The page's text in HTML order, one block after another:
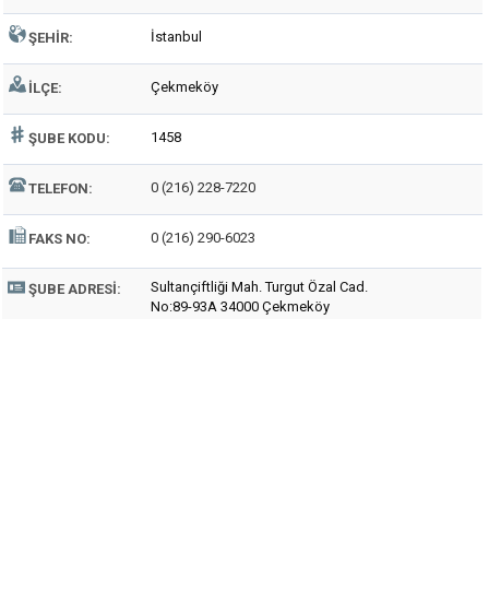
ŞEHIR: İstanbul
İLÇE: Çekmeköy
ŞUBE KODU: 1458
TELEFON: 0 (216) 228-7220
FAKS NO: 0 (216) 290-6023
ŞUBE ADRESI:
Sultançiftliği Mah. Turgut Özal Cad.
No:89-93A 34000 Çekmeköy